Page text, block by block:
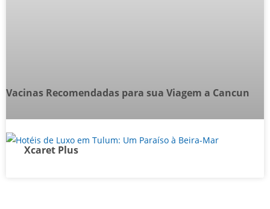
Xcaret Plus
Vacinas Recomendadas para sua Viagem a Cancun